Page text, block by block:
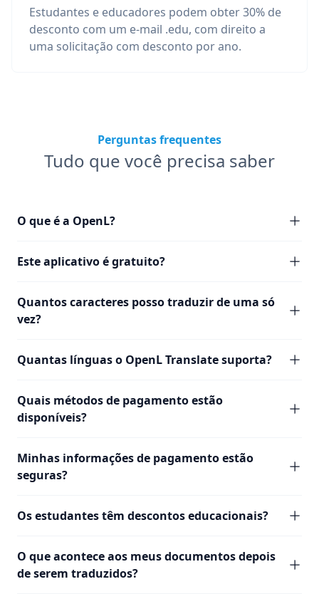
Estudantes e educadores podem obter 30% de
desconto com um e-mail .edu, com direito a
uma solicitação com desconto por ano.
Perguntas frequentes
Tudo que você precisa saber
O que é a OpenL?
Este aplicativo é gratuito?
Quantos caracteres posso traduzir de uma só
vez?
Quantas línguas o OpenL Translate suporta?
Quais métodos de pagamento estão
disponíveis?
Minhas informações de pagamento estão
seguras?
Os estudantes têm descontos educacionais?
O que acontece aos meus documentos depois
de serem traduzidos?